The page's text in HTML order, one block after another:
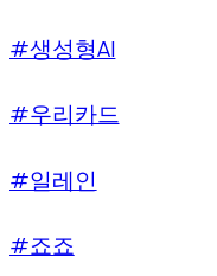
#생성형AI
#우리카드
#일레인
#죠죠